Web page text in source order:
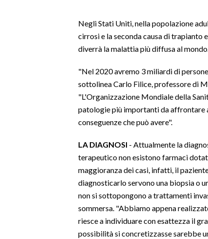
Negli Stati Uniti, nella popolazione
cirrosi e la seconda causa di trapianto
diverrà la malattia più diffusa al
"Nel 2020 avremo 3 miliardi di
sottolinea Carlo Filice, professore di
"L'Organizzazione Mondiale della
patologie più importanti da affrontare
conseguenze che può avere".
LA DIAGNOSI - Attualmente la
terapeutico non esistono farmaci
maggioranza dei casi, infatti, il
diagnosticarlo servono una biopsia o
non si sottopongono a trattamenti
sommersa. "Abbiamo appena
riesce a individuare con esattezza il
possibilità si concretizzasse sarebbe